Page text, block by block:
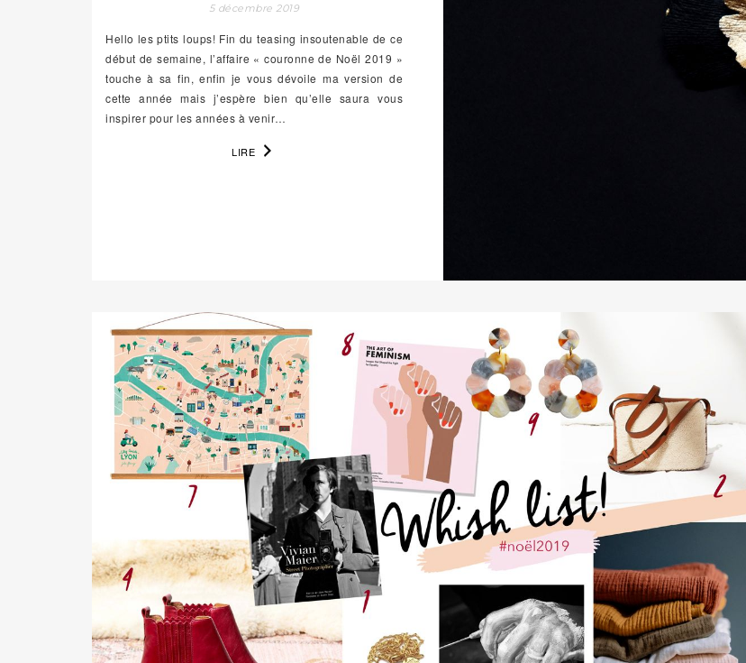
5 décembre 2019
Hello les ptits loups! Fin du teasing insoutenable de ce
début de semaine, l’affaire « couronne de Noël 2019 »
touche à sa fin, enfin je vous dévoile ma version de
cette année mais j’espère bien qu’elle saura vous
inspirer pour les années à venir…
LIRE